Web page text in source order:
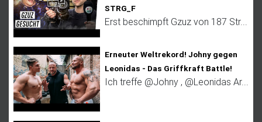
STRG_F
Erst beschimpft Gzuz von 187 Str...
Erneuter Weltrekord! Johny gegen
Leonidas - Das Griffkraft Battle!
Ich treffe @Johny , @Leonidas Ar...